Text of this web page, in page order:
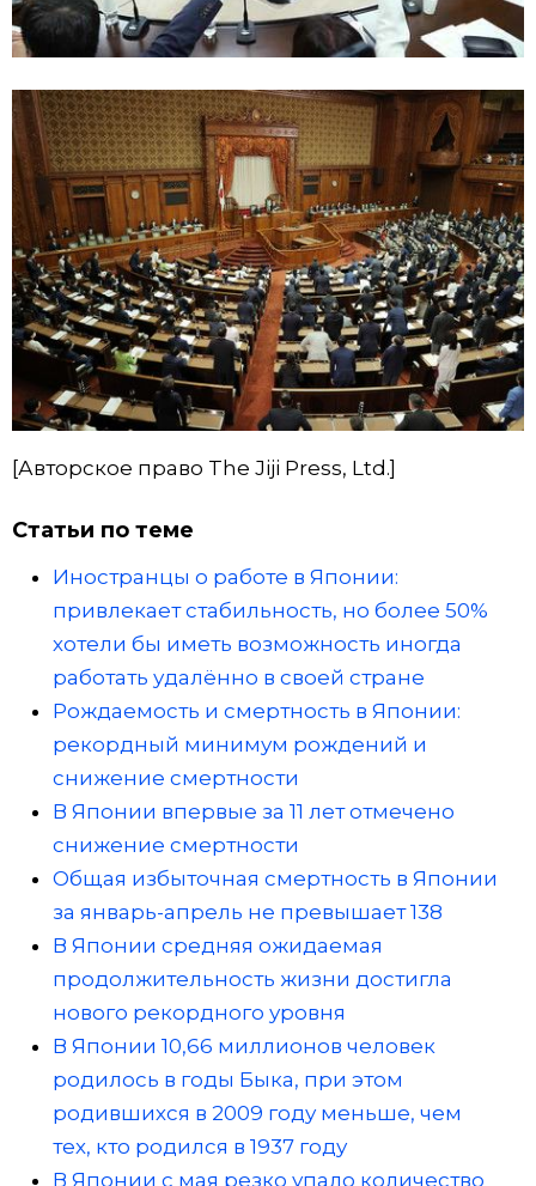
[Авторское право The Jiji Press, Ltd.]
Статьи по теме
Иностранцы о работе в Японии:
привлекает стабильность, но более 50%
хотели бы иметь возможность иногда
работать удалённо в своей стране
Рождаемость и смертность в Японии:
рекордный минимум рождений и
снижение смертности
В Японии впервые за 11 лет отмечено
снижение смертности
Общая избыточная смертность в Японии
за январь-апрель не превышает 138
В Японии средняя ожидаемая
продолжительность жизни достигла
нового рекордного уровня
В Японии 10,66 миллионов человек
родилось в годы Быка, при этом
родившихся в 2009 году меньше, чем
тех, кто родился в 1937 году
В Японии с мая резко упало количество